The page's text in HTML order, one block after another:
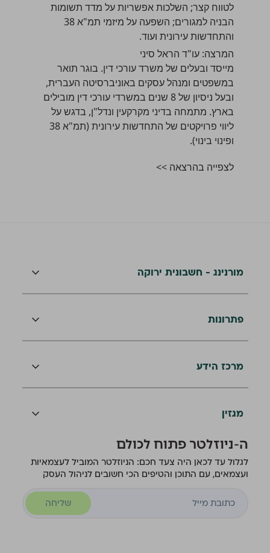
לטווח קצר; השלכות אפשריות על מדד תשומות
הבניה למגורים; השפעה על מיזמי תמ"א 38
והתחדשות עירונית ועוד.
המרצה:עו"ד הראל סיני
מייסד ובעלים של משרד עורכי דין. בוגר תואר
במשפטים ומנהל עסקים באוניברסיטה העברית,
ובעל ניסיון של 8 שנים במשרדי עורכי דין מובילים
בארץ. מתמחה בדיני מקרקעין ונדל"ן, בדגש על
ליווי פרויקטים של התחדשות עירונית (תמ"א 38
ופינוי בינוי).
לצפייה בהרצאה >>
מורנינג - חשבונית ירוקה
פתרונות
מרכז הידע
מגזין
ה-ניוזלטר פתוח לכולם
לגלול עד לכאן היה צעד חכם: הניוזלטר המוביל לעצמאיות
ועצמאים, עם התוכן והטיפים הכי חשובים לניהול העסק
שליחה